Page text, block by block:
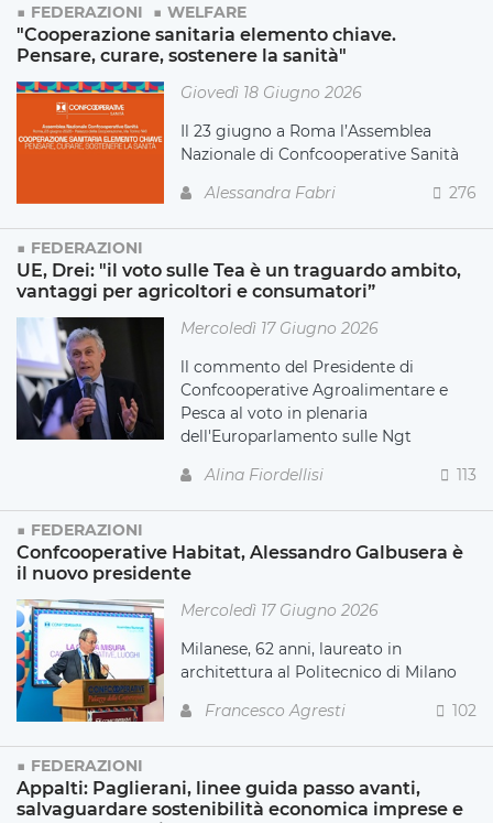
FEDERAZIONI WELFARE
"Cooperazione sanitaria elemento chiave.
Pensare, curare, sostenere la sanità"
Giovedì 18 Giugno 2026
Il 23 giugno a Roma l’Assemblea
Nazionale di Confcooperative Sanità
Alessandra Fabri
276
FEDERAZIONI
UE, Drei: "il voto sulle Tea è un traguardo ambito,
vantaggi per agricoltori e consumatori”
Mercoledì 17 Giugno 2026
ll commento del Presidente di
Confcooperative Agroalimentare e
Pesca al voto in plenaria
dell'Europarlamento sulle Ngt
Alina Fiordellisi
113
FEDERAZIONI
Confcooperative Habitat, Alessandro Galbusera è
il nuovo presidente
Mercoledì 17 Giugno 2026
Milanese, 62 anni, laureato in
architettura al Politecnico di Milano
Francesco Agresti
102
FEDERAZIONI
Appalti: Paglierani, linee guida passo avanti,
salvaguardare sostenibilità economica imprese e